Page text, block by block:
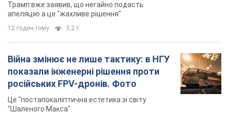
Трамп вже заявив, що негайно подасть
апеляцію а це "жахливе рішення"
12 годин тому 3,2 т.
Війна змінює не лише тактику: в НГУ
показали інженерні рішення проти
російських FPV-дронів. Фото
Це "постапокаліптична естетика зі світу
"Шаленого Макса"